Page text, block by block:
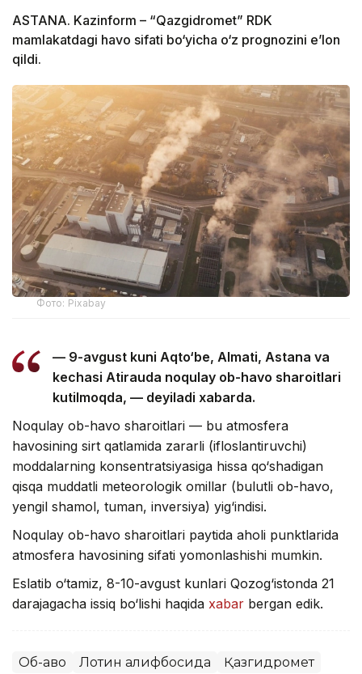
ASTANA. Kazinform – “Qazgidromet” RDK
mamlakatdagi havo sifati bo‘yicha o‘z prognozini e’lon
qildi.
Фото: Pixabay
— 9-avgust kuni Aqto‘be, Almati, Astana va
kechasi Atirauda noqulay ob-havo sharoitlari
kutilmoqda, — deyiladi xabarda.
Noqulay ob-havo sharoitlari — bu atmosfera
havosining sirt qatlamida zararli (ifloslantiruvchi)
moddalarning konsentratsiyasiga hissa qo‘shadigan
qisqa muddatli meteorologik omillar (bulutli ob-havo,
yengil shamol, tuman, inversiya) yig‘indisi.
Noqulay ob-havo sharoitlari paytida aholi punktlarida
atmosfera havosining sifati yomonlashishi mumkin.
Eslatib o‘tamiz, 8-10-avgust kunlari Qozog‘istonda 21
darajagacha issiq bo‘lishi haqida xabar bergan edik.
Об-ҳаво Лотин алифбосида Қазгидромет